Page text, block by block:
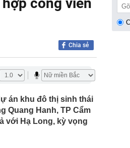
mốc 1.885 điểm
vốn hóa
tiền vàng và
tỷ đồng
lợi
đầu năm,
Chia sẻ
án khu đô thị sinh thái
Quang Hanh, TP Cẩm
với Hạ Long, kỳ vọng